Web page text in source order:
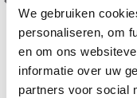
We gebruiken
personaliseren, om
en om ons
informatie over uw
partners voor social